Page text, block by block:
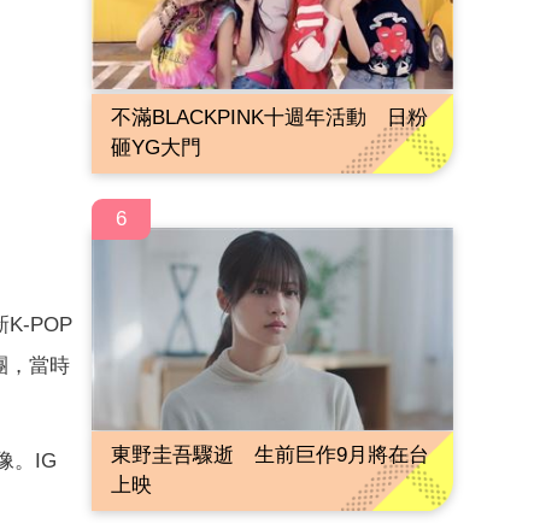
K-POP
，當時
。IG
不滿BLACKPINK十週年活動 日粉
砸YG大門
6
東野圭吾驟逝 生前巨作9月將在台
上映